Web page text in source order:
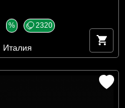
% 2320
Италия